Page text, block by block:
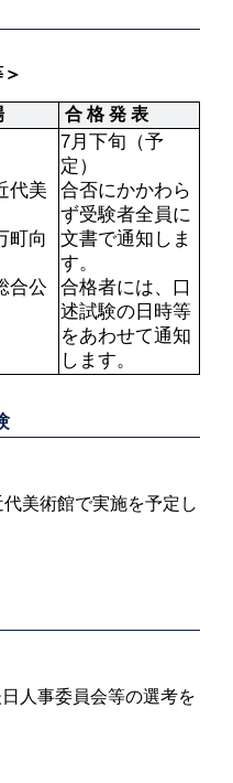
合 格 発 表
代美
町向
合公
7月下旬（予
定）
合否にかかわら
ず受験者全員に
文書で通知しま
す。
合格者には、口
述試験の日時等
をあわせて通知
します。
美術館で実施を予定し
人事委員会等の選考を